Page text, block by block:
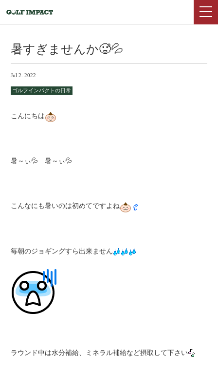
暑すぎませんか🥵💦
Jul 2. 2022
ゴルフインパクトの日常
こんにちは
暑～ぃ💦 暑～ぃ💦
こんなにも暑いのは初めてですよね
毎朝のジョギングすら出来ません
ラウンド中は水分補給、ミネラル補給など摂取して下さい